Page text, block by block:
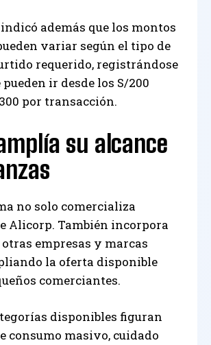
además que los montos
variar según el tipo de
requerido, registrándose
ir desde los S/200
por transacción.
su alcance
no solo comercializa
Alicorp. También incorpora
empresas y marcas
la oferta disponible
comerciantes.
disponibles figuran
consumo masivo, cuidado